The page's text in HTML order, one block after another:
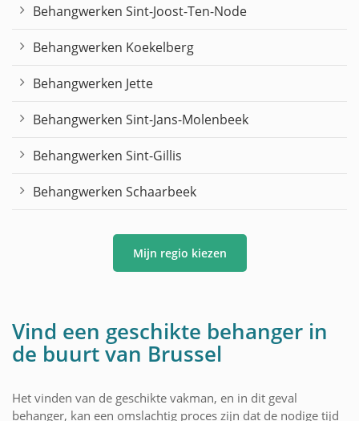
Behangwerken Sint-Joost-Ten-Node
Behangwerken Koekelberg
Behangwerken Jette
Behangwerken Sint-Jans-Molenbeek
Behangwerken Sint-Gillis
Behangwerken Schaarbeek
Mijn regio kiezen
Vind een geschikte behanger in
de buurt van Brussel
Het vinden van de geschikte vakman, en in dit geval
behanger, kan een omslachtig proces zijn dat de nodige tijd